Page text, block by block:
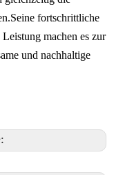
fortschrittliche
machen es zur
und nachhaltige